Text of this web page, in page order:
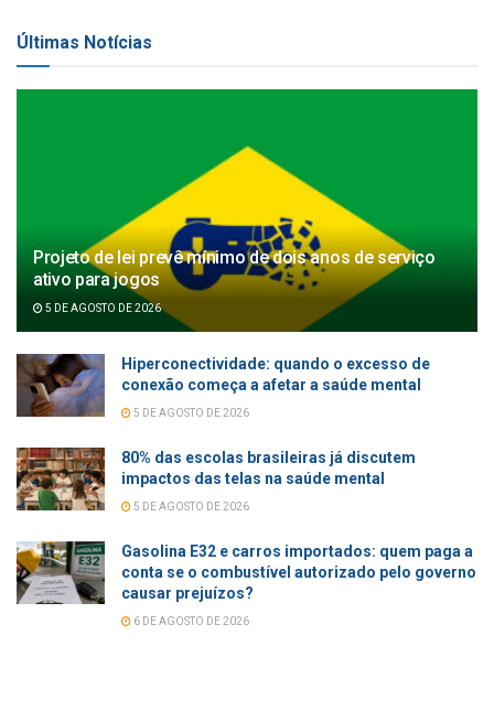
Últimas Notícias
Projeto de lei prevê mínimo de dois anos de serviço
ativo para jogos
5 DE AGOSTO DE 2026
Hiperconectividade: quando o excesso de
conexão começa a afetar a saúde mental
5 DE AGOSTO DE 2026
80% das escolas brasileiras já discutem
impactos das telas na saúde mental
5 DE AGOSTO DE 2026
Gasolina E32 e carros importados: quem paga a
conta se o combustível autorizado pelo governo
causar prejuízos?
6 DE AGOSTO DE 2026